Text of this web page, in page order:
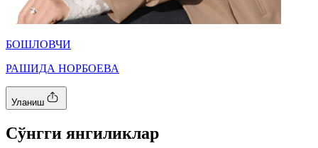
БОШЛОВЧИ
РАШИДА НОРБОЕВА
Уланиш
Cўнгги янгиликлар